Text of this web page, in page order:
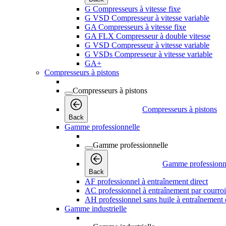
G Compresseurs à vitesse fixe
G VSD Compresseur à vitesse variable
GA Compresseurs à vitesse fixe
GA FLX Compresseur à double vitesse
G VSD Compresseur à vitesse variable
G VSDs Compresseur à vitesse variable
GA+
Compresseurs à pistons
Compresseurs à pistons
Back
Compresseurs à pistons
Gamme professionnelle
Gamme professionnelle
Back
Gamme
AF professionnel à entraînement direct
AC professionnel à entraînement par
AH professionnel sans huile à entraînement
Gamme industrielle